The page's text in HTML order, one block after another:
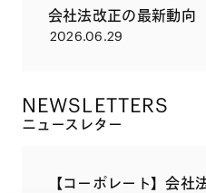
会社法改正の最新動向
2026.06.29
NEWSLETTERS
ニュースレター
【コーポレート】会